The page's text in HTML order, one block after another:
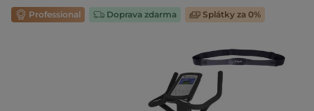
Professional Doprava zdarma Splátky za 0%